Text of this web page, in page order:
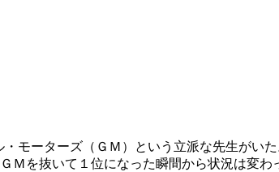
モーターズ（ＧＭ）という立派な先生がい
Ｍを抜いて１位になった瞬間から状況は変わ